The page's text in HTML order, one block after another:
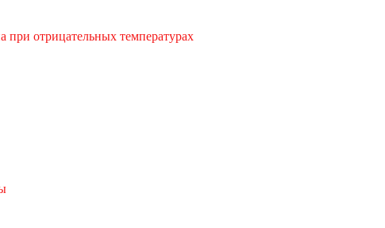
при отрицательных температурах